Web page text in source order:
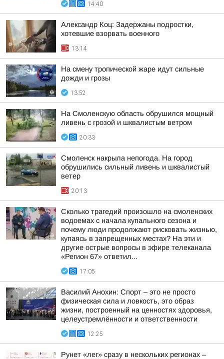
14:40
Александр Коц: Задержаны подростки,
хотевшие взорвать военного
13:14
На смену тропической жаре идут сильные
дожди и грозы
13:52
На Смоленскую область обрушился мощный
ливень с грозой и шквалистым ветром
20:33
Смоленск накрыла непогода. На город
обрушились сильный ливень и шквалистый
ветер
20:13
Сколько трагедий произошло на смоленских
водоемах с начала купального сезона и
почему люди продолжают рисковать жизнью,
купаясь в запрещенных местах? На эти и
другие острые вопросы в эфире телеканала
«Регион 67» ответил...
17:05
Василий Анохин: Спорт – это не просто
физическая сила и ловкость, это образ
жизни, построенный на ценностях здоровья,
целеустремлённости и ответственности
12:25
Рунет «лег» сразу в нескольких регионах –